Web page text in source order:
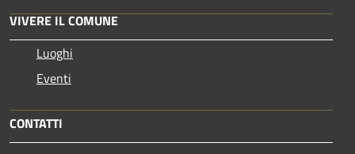
VIVERE IL COMUNE
Luoghi
Eventi
CONTATTI